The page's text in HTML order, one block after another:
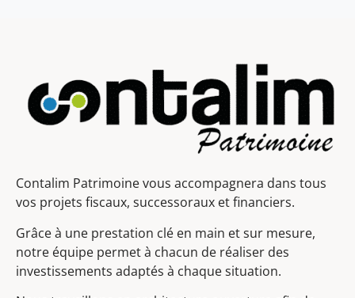
Contalim Patrimoine vous accompagnera dans tous
vos projets fiscaux, successoraux et financiers.
Grâce à une prestation clé en main et sur mesure,
notre équipe permet à chacun de réaliser des
investissements adaptés à chaque situation.